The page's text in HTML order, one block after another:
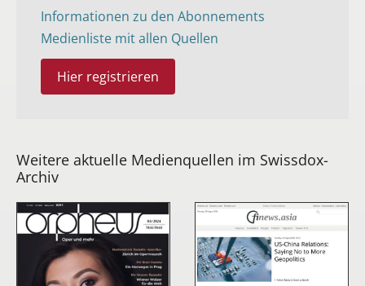
Informationen zu den Abonnements
Medienliste mit allen Quellen
Hier registrieren
Weitere aktuelle Medienquellen im Swissdox-
Archiv